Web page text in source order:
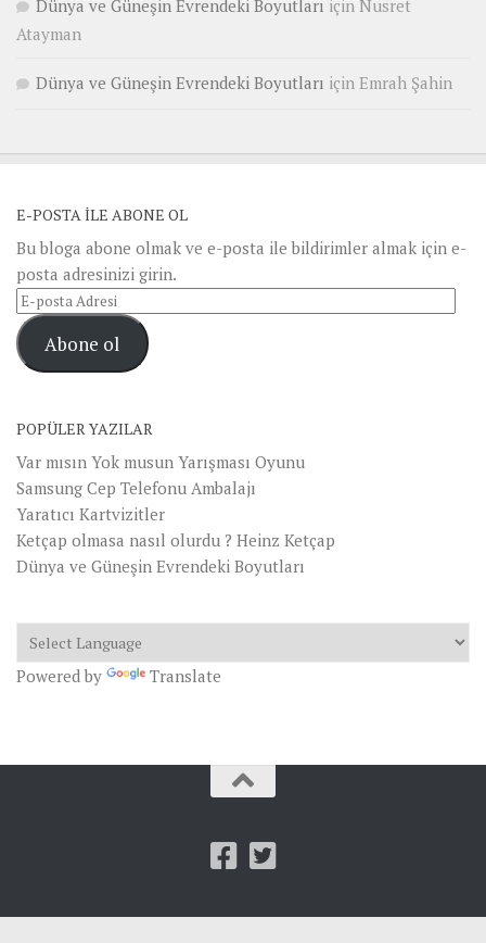
Dünya ve Güneşin Evrendeki Boyutları için Nusret
Atayman
Dünya ve Güneşin Evrendeki Boyutları için Emrah Şahin
E-POSTA ILE ABONE OL
Bu bloga abone olmak ve e-posta ile bildirimler almak için e-
posta adresinizi girin.
E-
posta
AdresiAbone ol
POPÜLER YAZILAR
Var mısın Yok musun Yarışması Oyunu
Samsung Cep Telefonu Ambalajı
Yaratıcı Kartvizitler
Ketçap olmasa nasıl olurdu ? Heinz Ketçap
Dünya ve Güneşin Evrendeki Boyutları
Powered by Translate